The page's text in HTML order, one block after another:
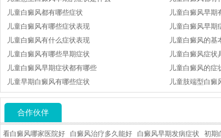
儿童白癜风都有哪些症状
儿童白癜风早期
儿童白癜风有哪些症状表现
儿童白癜风早期
儿童白癜风有什么症状表现
儿童白癜风的基
儿童白癜风有哪些早期症状
儿童白癜风症状
儿童白癜风早期症状都有哪些
儿童白癜风的症
儿童早期白癜风有哪些症状
儿童肢端型白癜
合作伙伴
看白癜风哪家医院好 白癜风治疗多久能好 白癜风早期发病症状
初期